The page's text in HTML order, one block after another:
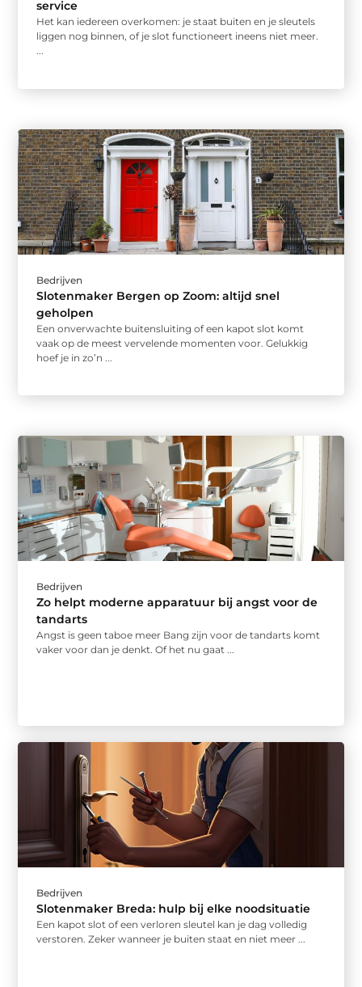
service
Het kan iedereen overkomen: je staat buiten en je sleutels
liggen nog binnen, of je slot functioneert ineens niet meer.
...
Bedrijven
Slotenmaker Bergen op Zoom: altijd snel
geholpen
Een onverwachte buitensluiting of een kapot slot komt
vaak op de meest vervelende momenten voor. Gelukkig
hoef je in zo’n ...
Bedrijven
Zo helpt moderne apparatuur bij angst voor de
tandarts
Angst is geen taboe meer Bang zijn voor de tandarts komt
vaker voor dan je denkt. Of het nu gaat ...
Bedrijven
Slotenmaker Breda: hulp bij elke noodsituatie
Een kapot slot of een verloren sleutel kan je dag volledig
verstoren. Zeker wanneer je buiten staat en niet meer ...